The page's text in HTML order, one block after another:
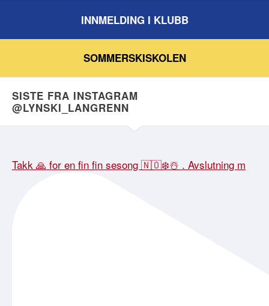
INNMELDING I KLUBB
SOMMERSKISKOLEN
SISTE FRA INSTAGRAM
@LYNSKI_LANGRENN
Takk 🙏 for en fin fin sesong 🇳🇴❄️☃️ . Avslutning m